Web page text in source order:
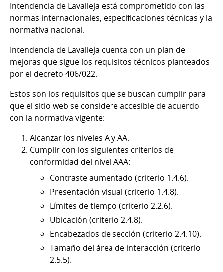
Intendencia de Lavalleja está comprometido con las
normas internacionales, especificaciones técnicas y la
normativa nacional.
Intendencia de Lavalleja cuenta con un plan de
mejoras que sigue los requisitos técnicos planteados
por el decreto 406/022.
Estos son los requisitos que se buscan cumplir para
que el sitio web se considere accesible de acuerdo
con la normativa vigente:
Alcanzar los niveles A y AA.
Cumplir con los siguientes criterios de
conformidad del nivel AAA:
Contraste aumentado (criterio 1.4.6).
Presentación visual (criterio 1.4.8).
Límites de tiempo (criterio 2.2.6).
Ubicación (criterio 2.4.8).
Encabezados de sección (criterio 2.4.10).
Tamaño del área de interacción (criterio
2.5.5).